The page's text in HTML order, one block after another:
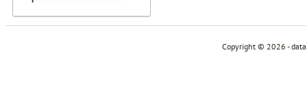
Copyright © 2026 -